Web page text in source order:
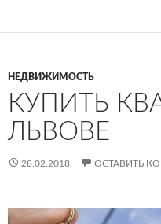
НЕДВИЖИМОСТЬ
КУПИТЬ
ЛЬВОВЕ
28.02.2018 ОСТАВИТЬ